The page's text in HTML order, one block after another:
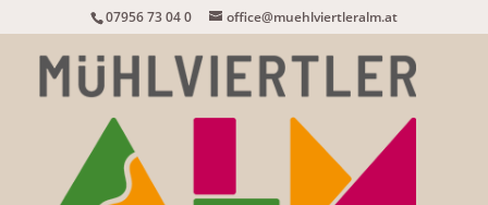
07956 73 04 0 office@muehlviertleralm.at